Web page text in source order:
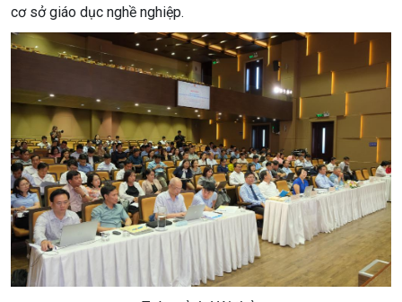
cơ sở giáo dục nghề nghiệp.